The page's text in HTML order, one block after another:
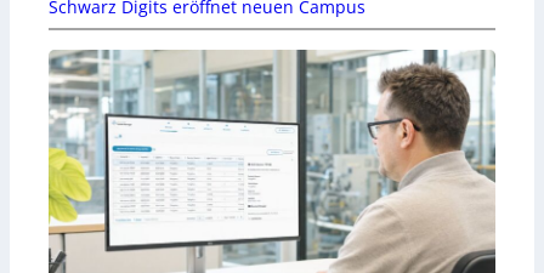
Schwarz Digits eröffnet neuen Campus